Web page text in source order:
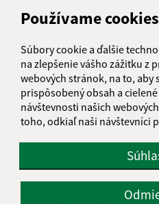
Používame cookies
Súbory cookie a ďalšie
na zlepšenie vášho zážitku z
webových stránok, na to, aby
prispôsobený obsah a
návštevnosti našich
toho, odkiaľ naši návštevníci
Správca
Správca obsahu
Vytvorené v súlade s
web portál webhosting